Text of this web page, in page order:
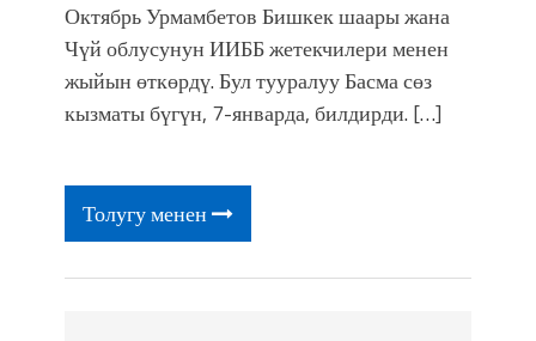
Октябрь Урмамбетов Бишкек шаары жана
Чүй облусунун ИИББ жетекчилери менен
жыйын өткөрдү. Бул тууралуу Басма сөз
кызматы бүгүн, 7-январда, билдирди. […]
Толугу менен